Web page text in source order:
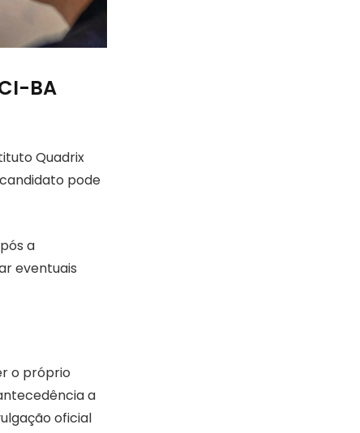
BA
Quadrix
pode
a
eventuais
o próprio
a
oficial